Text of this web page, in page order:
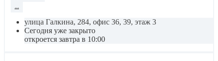
...
улица Галкина, 284, офис 36, 39, этаж 3
Сегодня уже закрыто
откроется завтра в 10:00